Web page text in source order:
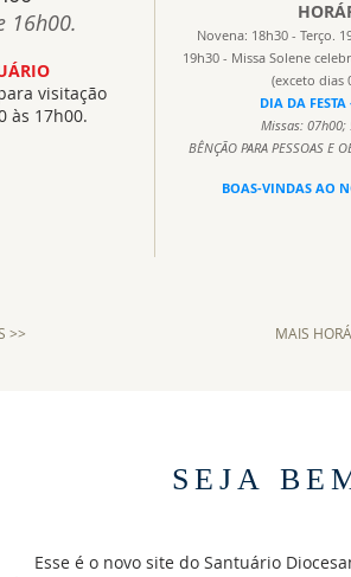
16h00.
visitação
às 17h00.
Novena: 18h30 - Terço.
19h30 - Missa Solene
(exceto dias
DIA DA
Missas: 07h00;
BÊNÇÃO PARA PESSOAS E
BOAS-VINDAS AO
>> MAIS
SEJA
Esse é o novo site do Santuário